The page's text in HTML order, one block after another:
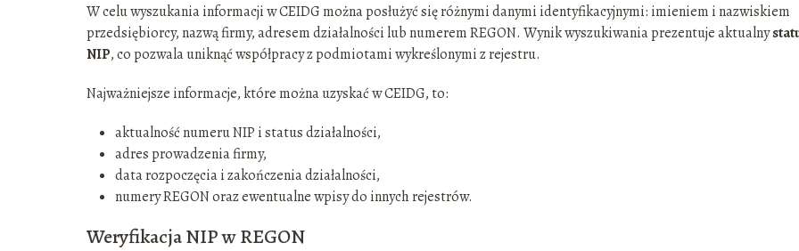
W celu wyszukania informacji w CEIDG można posłużyć się różnymi danymi identyfikacyjnymi: imieniem i nazwiskiem
przedsiębiorcy, nazwą firmy, adresem działalności lub numerem REGON. Wynik wyszukiwania prezentuje aktualny
NIP, co pozwala uniknąć współpracy z podmiotami wykreślonymi z rejestru.
Najważniejsze informacje, które można uzyskać w CEIDG, to:
aktualność numeru NIP i status działalności,
adres prowadzenia firmy,
data rozpoczęcia i zakończenia działalności,
numery REGON oraz ewentualne wpisy do innych rejestrów.
Weryfikacja NIP w REGON